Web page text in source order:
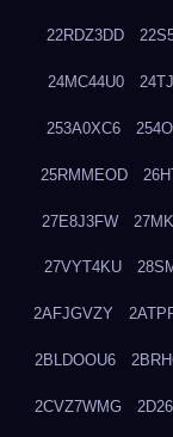
22RDZ3DD
24MC44U0
253A0XC6
25RMMEOD
27E8J3FW
27VYT4KU
2AFJGVZY
2BLDOOU6
2CVZ7WMG